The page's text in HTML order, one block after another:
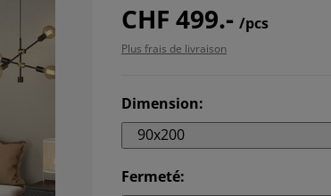
CHF 499.- /pcs
Plus frais de livraison
Dimension:
90x200
Fermeté:
71.42857142857143%
14.285714285714285%
14.285714285714285%